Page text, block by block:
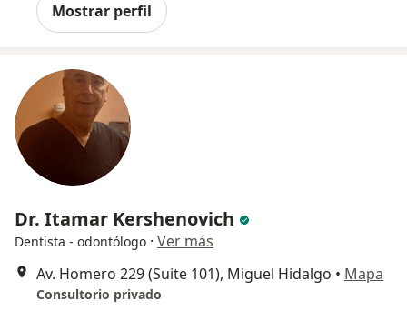
Mostrar perfil
Dr. Itamar Kershenovich
Dentista - odontólogo · Ver más
Av. Homero 229 (Suite 101), Miguel Hidalgo • Mapa
Consultorio privado